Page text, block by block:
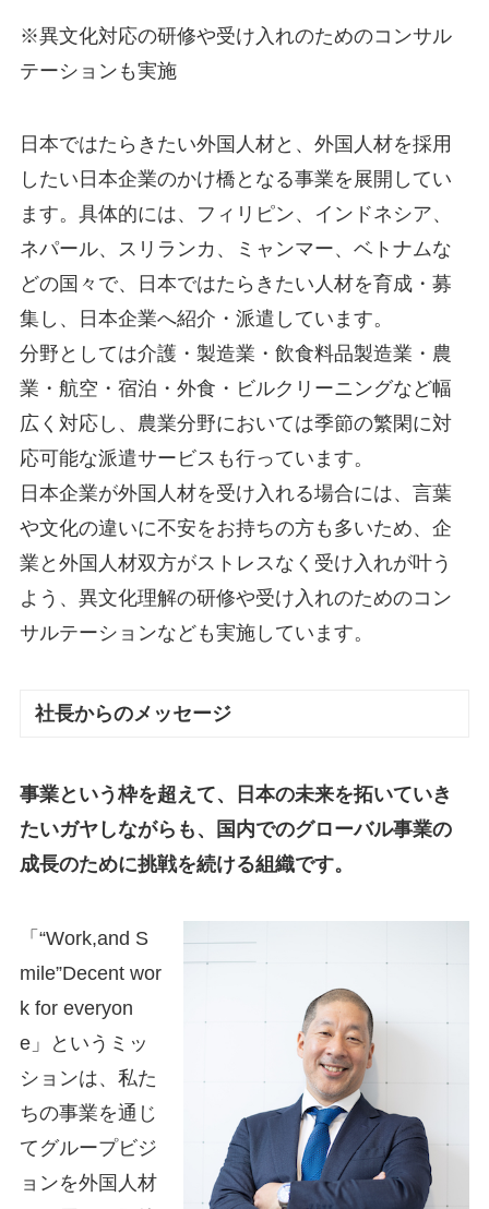
※異文化対応の研修や受け入れのためのコンサル
テーションも実施
日本ではたらきたい外国人材と、外国人材を採用
したい日本企業のかけ橋となる事業を展開してい
ます。具体的には、フィリピン、インドネシア、
ネパール、スリランカ、ミャンマー、ベトナムな
どの国々で、日本ではたらきたい人材を育成・募
集し、日本企業へ紹介・派遣しています。
分野としては介護・製造業・飲食料品製造業・農
業・航空・宿泊・外食・ビルクリーニングなど幅
広く対応し、農業分野においては季節の繁閑に対
応可能な派遣サービスも行っています。
日本企業が外国人材を受け入れる場合には、言葉
や文化の違いに不安をお持ちの方も多いため、企
業と外国人材双方がストレスなく受け入れが叶う
よう、異文化理解の研修や受け入れのためのコン
サルテーションなども実施しています。
社長からのメッセージ
事業という枠を超えて、日本の未来を拓いていき
たいガヤしながらも、国内でのグローバル事業の
成長のために挑戦を続ける組織です。
「“Work,and S
mile”Decent wor
k for everyon
e」というミッ
ションは、私た
ちの事業を通じ
てグループビジ
ョンを外国人材